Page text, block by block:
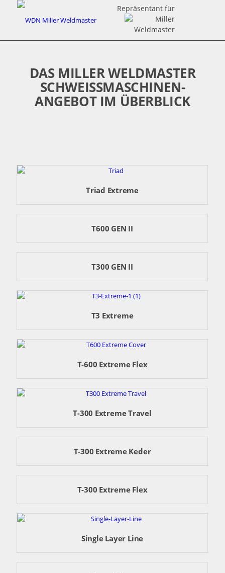
Repräsentant für
DAS MILLER WELDMASTER
SCHWEISSMASCHINEN-A
NGEBOT IM ÜBERBLICK
Triad Extreme
T600 GEN II
T300 GEN II
T3 Extreme
T-600 Extreme Flex
T-300 Extreme Travel
T-300 Extreme Keder
T-300 Extreme Flex
Single Layer Line